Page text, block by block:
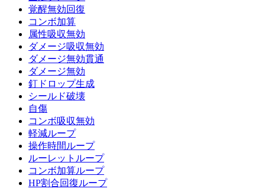
覚醒無効回復
コンボ加算
属性吸収無効
ダメージ吸収無効
ダメージ無効貫通
ダメージ無効
釘ドロップ生成
シールド破壊
自傷
コンボ吸収無効
軽減ループ
操作時間ループ
ルーレットループ
コンボ加算ループ
HP割合回復ループ